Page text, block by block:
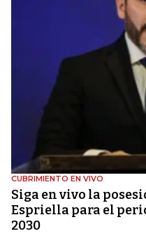
CUBRIMIENTO EN VIVO
Siga en vivo la
Espriella para el
2030